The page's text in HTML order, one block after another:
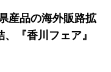
産品の海外販路拡
『香川フェア』